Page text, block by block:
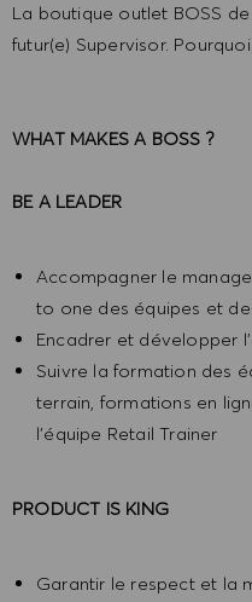
La boutique outlet BOSS
futur(e) Supervisor.
WHAT MAKES A BOSS ?
BE A LEADER
Accompagner le
to one des équipes et
Encadrer et développer
Suivre la formation des
terrain, formations en
l’équipe Retail Trainer
PRODUCT IS KING
Garantir le respect et la